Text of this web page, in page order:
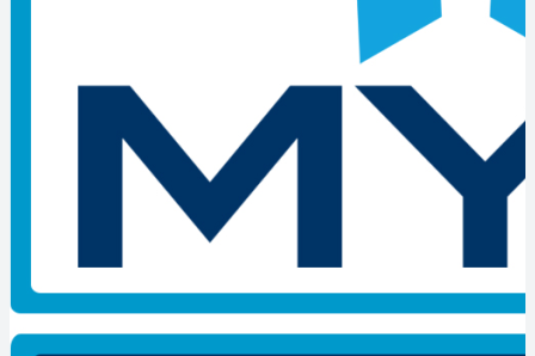
Adayların, geçerli ve güvenilir bir belge ile mesleki
yeterliliğini kanıtlamasına olanak vermek,
referans ve kaynak oluşturmaktır.
Sınav içeriği nedir?
Elektro-mekanik montaj İşçisi sınavı 4 zorunlu yeterlilik biriminde
yapılmaktadır. Bunlar ;
İş Sağlığı ve Güvenliği, Kalite ve Çevre Yönetim Sistemleri
isteyen adaylar yukarıda belirtilen zorunlu birimlerden sınava girer.